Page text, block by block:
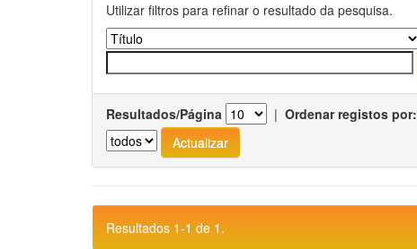
Utilizar filtros para refinar o resultado da pesquisa.
Resultados/Página | Ordenar registos por:
Resultados 1-1 de 1.